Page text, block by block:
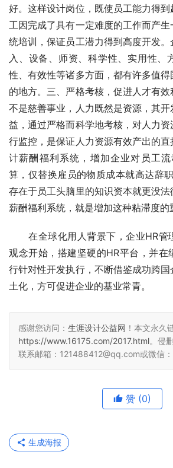
好。这样设计岗位，既使员工能力得
工因完成了具有一定难度的工作而产
统培训，保证员工潜力得到高度开发
入、设备、师资、科学性、实用性、
性、有效性等诸多方面，都有许多值
的地方。三、严格考核，促进人才有
不是慈善事业，人力既然是资源，其
益，通过严格而科学地考核，对人力
行监控，是保证人力资源有效产出的
计薪酬福利系统，增加企业对员工
算，仅替换雇员的物质成本就高达辞
存在于员工头脑里的知识资本就更没
薪酬福利系统，就是增加这种粘滞度的
在全球化用人背景下，企业HR管
观念开始，搭建坚硬的HR平台，并在
行针对性开发执行，不断借鉴成功跨
土化，方可促进企业的基业常青。
感谢您访问： 生涯设计公益网 ！本文永久
https://www.16175.com/2017.html。侵
联系邮箱：121488412@qq.com或微信：
赞 (0)
生成海报